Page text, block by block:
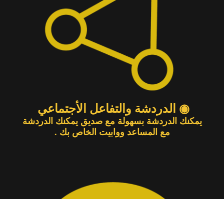
◉ الدردشة والتفاعل الأجتماعي
يمكنك الدردشة بسهولة مع صديق يمكنك الدردشة
مع المساعد ووابيت الخاص بك .